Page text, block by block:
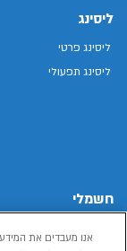
ליסינג
ליסינג פרטי
ליסינג תפעולי
חשמלי
אנו מעבדים את